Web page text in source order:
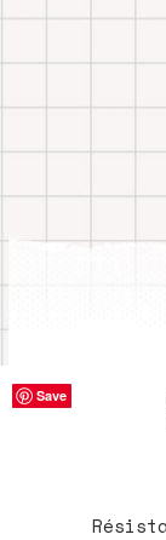
Save
Save
Save
Save
Save